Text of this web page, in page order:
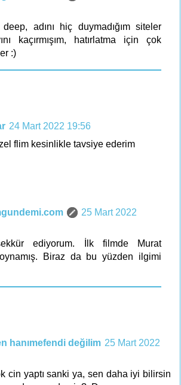
deep, adını hiç duymadığım siteler
kaçırmışım, hatırlatma için çok
:)
24 Mart 2022 19:56
flim kesinlikle tavsiye ederim
25 Mart 2022
ediyorum. İlk filmde Murat
oynamış. Biraz da bu yüzden ilgimi
hanımefendi değilim 25 Mart 2022
cin yaptı sanki ya, sen daha iyi bilirsin